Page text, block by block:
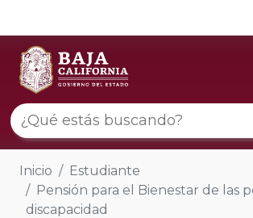
Inicio
Estudiante
Pensión para el Bienestar de las
discapacidad